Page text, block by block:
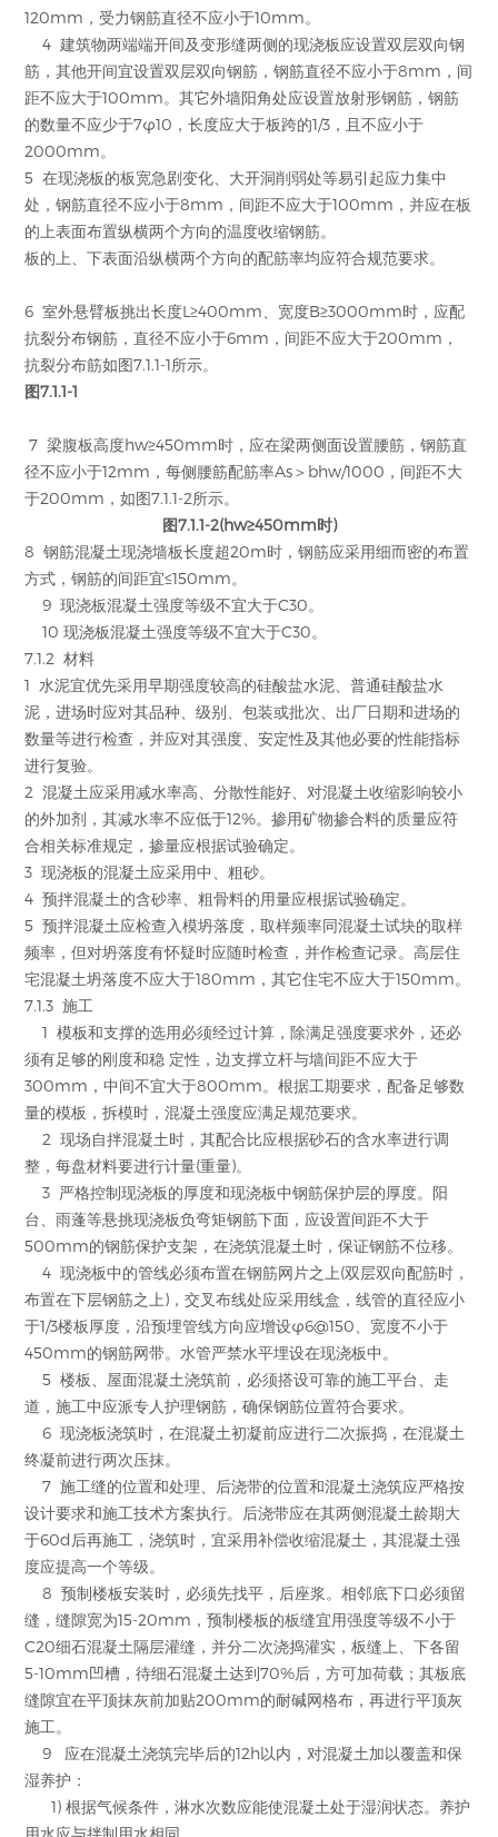
120mm，受力钢筋直径不应小于10mm。
4 建筑物两端端开间及变形缝两侧的现浇板应设置双层双向钢
筋，其他开间宜设置双层双向钢筋，钢筋直径不应小于8mm，间
距不应大于100mm。其它外墙阳角处应设置放射形钢筋，钢筋
的数量不应少于7φ10，长度应大于板跨的1/3，且不应小于
2000mm。
5 在现浇板的板宽急剧变化、大开洞削弱处等易引起应力集中
处，钢筋直径不应小于8mm，间距不应大于100mm，并应在板
的上表面布置纵横两个方向的温度收缩钢筋。
板的上、下表面沿纵横两个方向的配筋率均应符合规范要求。
6 室外悬臂板挑出长度L≥400mm、宽度B≥3000mm时，应配
抗裂分布钢筋，直径不应小于6mm，间距不应大于200mm，
抗裂分布筋如图7.1.1-1所示。
图7.1.1-1
7 梁腹板高度hw≥450mm时，应在梁两侧面设置腰筋，钢筋直
径不应小于12mm，每侧腰筋配筋率As＞bhw/1000，间距不大
于200mm，如图7.1.1-2所示。
图7.1.1-2(hw≥450mm时)
8 钢筋混凝土现浇墙板长度超20m时，钢筋应采用细而密的布置
方式，钢筋的间距宜≤150mm。
9 现浇板混凝土强度等级不宜大于C30。
10 现浇板混凝土强度等级不宜大于C30。
7.1.2 材料
1 水泥宜优先采用早期强度较高的硅酸盐水泥、普通硅酸盐水
泥，进场时应对其品种、级别、包装或批次、出厂日期和进场的
数量等进行检查，并应对其强度、安定性及其他必要的性能指标
进行复验。
2 混凝土应采用减水率高、分散性能好、对混凝土收缩影响较小
的外加剂，其减水率不应低于12%。掺用矿物掺合料的质量应符
合相关标准规定，掺量应根据试验确定。
3 现浇板的混凝土应采用中、粗砂。
4 预拌混凝土的含砂率、粗骨料的用量应根据试验确定。
5 预拌混凝土应检查入模坍落度，取样频率同混凝土试块的取样
频率，但对坍落度有怀疑时应随时检查，并作检查记录。高层住
宅混凝土坍落度不应大于180mm，其它住宅不应大于150mm。
7.1.3 施工
1 模板和支撑的选用必须经过计算，除满足强度要求外，还必
须有足够的刚度和稳 定性，边支撑立杆与墙间距不应大于
300mm，中间不宜大于800mm。根据工期要求，配备足够数
量的模板，拆模时，混凝土强度应满足规范要求。
2 现场自拌混凝土时，其配合比应根据砂石的含水率进行调
整，每盘材料要进行计量(重量)。
3 严格控制现浇板的厚度和现浇板中钢筋保护层的厚度。阳
台、雨蓬等悬挑现浇板负弯矩钢筋下面，应设置间距不大于
500mm的钢筋保护支架，在浇筑混凝土时，保证钢筋不位移。
4 现浇板中的管线必须布置在钢筋网片之上(双层双向配筋时，
布置在下层钢筋之上)，交叉布线处应采用线盒，线管的直径应小
于1/3楼板厚度，沿预埋管线方向应增设φ6@150、宽度不小于
450mm的钢筋网带。水管严禁水平埋设在现浇板中。
5 楼板、屋面混凝土浇筑前，必须搭设可靠的施工平台、走
道，施工中应派专人护理钢筋，确保钢筋位置符合要求。
6 现浇板浇筑时，在混凝土初凝前应进行二次振捣，在混凝土
终凝前进行两次压抹。
7 施工缝的位置和处理、后浇带的位置和混凝土浇筑应严格按
设计要求和施工技术方案执行。后浇带应在其两侧混凝土龄期大
于60d后再施工，浇筑时，宜采用补偿收缩混凝土，其混凝土强
度应提高一个等级。
8 预制楼板安装时，必须先找平，后座浆。相邻底下口必须留
缝，缝隙宽为15-20mm，预制楼板的板缝宜用强度等级不小于
C20细石混凝土隔层灌缝，并分二次浇捣灌实，板缝上、下各留
5-10mm凹槽，待细石混凝土达到70%后，方可加荷载；其板底
缝隙宜在平顶抹灰前加贴200mm的耐碱网格布，再进行平顶灰
施工。
9 应在混凝土浇筑完毕后的12h以内，对混凝土加以覆盖和保
湿养护：
1) 根据气候条件，淋水次数应能使混凝土处于湿润状态。养护
用水应与拌制用水相同。